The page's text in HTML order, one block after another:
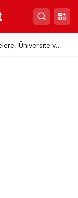
Üniversite ve